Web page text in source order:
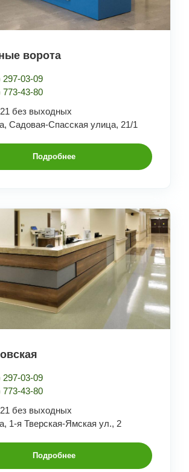
ворота
297-03-09
773-43-80
без выходных
Садовая-Спасская улица, 21/1
Подробнее
297-03-09
773-43-80
без выходных
1-я Тверская-Ямская ул., 2
Подробнее